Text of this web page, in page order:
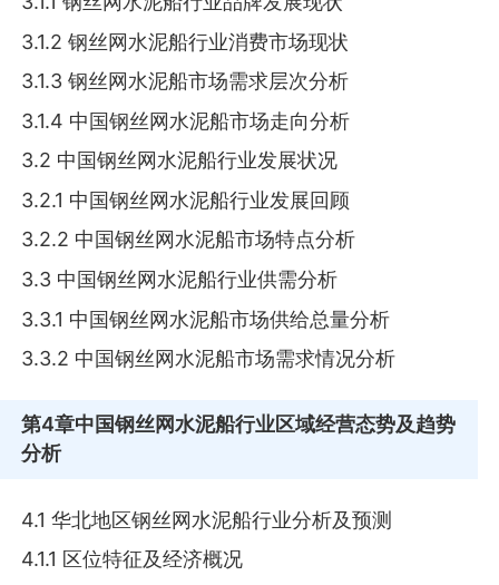
3.1.2 钢丝网水泥船行业消费市场现状
3.1.3 钢丝网水泥船市场需求层次分析
3.1.4 中国钢丝网水泥船市场走向分析
3.2 中国钢丝网水泥船行业发展状况
3.2.1 中国钢丝网水泥船行业发展回顾
3.2.2 中国钢丝网水泥船市场特点分析
3.3 中国钢丝网水泥船行业供需分析
3.3.1 中国钢丝网水泥船市场供给总量分析
3.3.2 中国钢丝网水泥船市场需求情况分析
第4章中国钢丝网水泥船行业区域经营态势及趋势
分析
4.1 华北地区钢丝网水泥船行业分析及预测
4.1.1 区位特征及经济概况